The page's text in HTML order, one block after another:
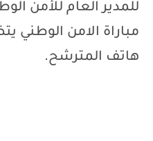
للمدير العام للأمن
مباراة الامن الوطني
هاتف المترشح.